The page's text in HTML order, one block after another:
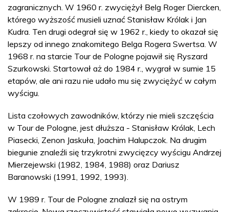
zagranicznych. W 1960 r. zwyciężył Belg Roger Diercken,
którego wyższość musieli uznać Stanisław Królak i Jan
Kudra. Ten drugi odegrał się w 1962 r., kiedy to okazał się
lepszy od innego znakomitego Belga Rogera Swertsa. W
1968 r. na starcie Tour de Pologne pojawił się Ryszard
Szurkowski. Startował aż do 1984 r., wygrał w sumie 15
etapów, ale ani razu nie udało mu się zwyciężyć w całym
wyścigu.
Lista czołowych zawodników, którzy nie mieli szczęścia
w Tour de Pologne, jest dłuższa - Stanisław Królak, Lech
Piasecki, Zenon Jaskuła, Joachim Halupczok. Na drugim
biegunie znaleźli się trzykrotni zwycięzcy wyścigu Andrzej
Mierzejewski (1982, 1984, 1988) oraz Dariusz
Baranowski (1991, 1992, 1993).
W 1989 r. Tour de Pologne znalazł się na ostrym